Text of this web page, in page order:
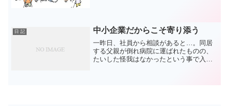
日 記 中小企業だからこそ寄り添う
一昨日、社員から相談があると…。同居
する父親が倒れ病院に運ばれたものの、
たいした怪我はなかったという事で入院